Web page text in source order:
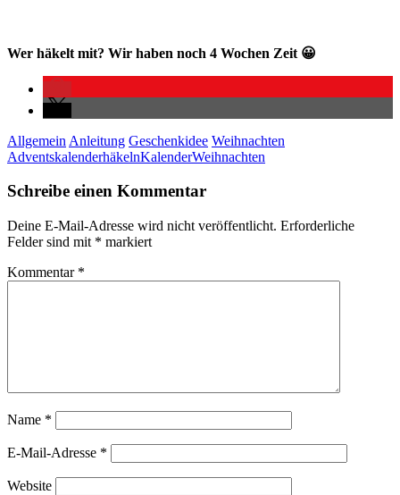
Wer häkelt mit? Wir haben noch 4 Wochen Zeit 😀
Allgemein Anleitung Geschenkidee Weihnachten
AdventskalenderhäkelnKalenderWeihnachten
Schreibe einen Kommentar
Deine E-Mail-Adresse wird nicht veröffentlicht. Erforderliche
Felder sind mit * markiert
Kommentar *
Name *
E-Mail-Adresse *
Website